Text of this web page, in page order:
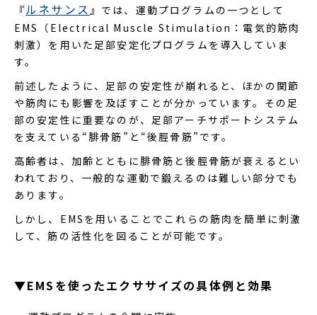
『ルネサンス』では、運動プログラムの一つとして
EMS（Electrical Muscle Stimulation：電気的筋肉
刺激）を用いた足部安定化プログラムを導入していま
す。
前述したように、足部の安定性が崩れると、ほかの関節
や筋肉にも影響を及ぼすことが分かっています。その足
部の安定性に重要なのが、足部アーチサポートシステム
を支えている“腓骨筋”と“後脛骨筋”です。
高齢者は、加齢とともに腓骨筋と後脛骨筋が衰えるとい
われており、一般的な運動で鍛えるのは難しい部分でも
あります。
しかし、EMSを用いることでこれらの筋肉を簡単に刺激
して、筋の活性化を図ることが可能です。
▼EMSを使ったエクササイズの具体例と効果